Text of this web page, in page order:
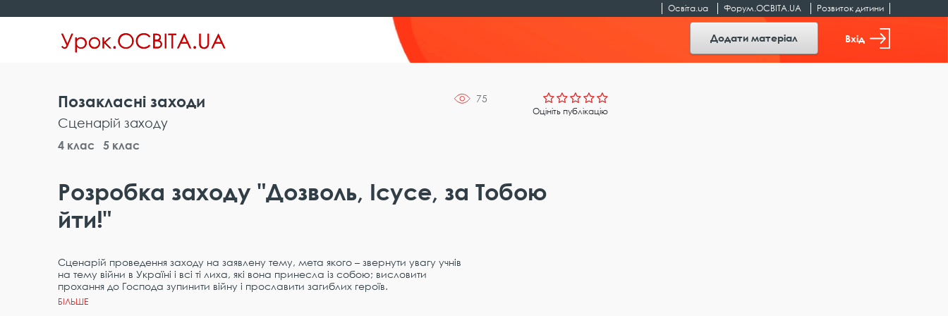
Освіта.ua Форум.ОСВІТА.UA Розвиток дитини
Додати матеріал Вхід
75
Оцініть публікацію
Позакласні заходи
Сценарій заходу
4 клас 5 клас
Розробка заходу "Дозволь, Ісусе, за Тобою
йти!"
Сценарій проведення заходу на заявлену тему, мета якого – звернути увагу учнів
на тему війни в Україні і всі ті лиха, які вона принесла із собою; висловити
прохання до Господа зупинити війну і прославити загиблих героїв.